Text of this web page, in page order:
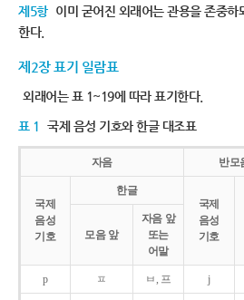
제5항 이미 굳어진 외래어는 관용을 존중
한다.
제2장 표기 일람표
외래어는 표 1~19에 따라 표기한다.
표 1 국제 음성 기호와 한글 대조표
자음 반모
국제
음성
기호
한글
국제
음성
기호
모음 앞
자음 앞
또는
어말
p ㅍ ㅂ, 프 j